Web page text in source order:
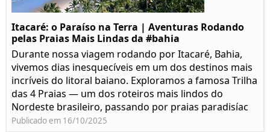
Itacaré: o Paraíso na Terra | Aventuras Rodando
pelas Praias Mais Lindas da #bahia
Durante nossa viagem rodando por Itacaré, Bahia,
vivemos dias inesquecíveis em um dos destinos mais
incríveis do litoral baiano. Exploramos a famosa Trilha
das 4 Praias — um dos roteiros mais lindos do
Nordeste brasileiro, passando por praias paradisíac
Publicado em 16/10/2025